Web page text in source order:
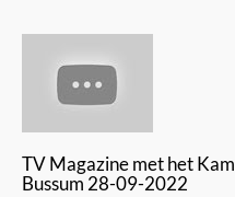
TV Magazine met het
Bussum 28-09-2022